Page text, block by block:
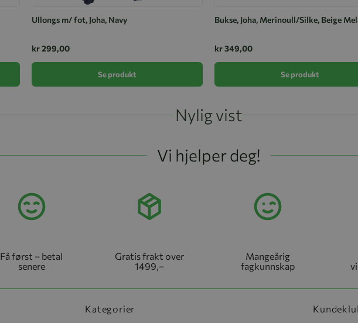
Ullongs m/ fot, Joha, Navy
kr 299,00
Se produkt
Bukse, Joha, Merinoull/Silke, Beige
kr 349,00
Se produkt
Nylig vist
Vi hjelper deg!
Få først – betal
senere
Gratis frakt over
1499,–
Mangeårig
fagkunnskap
Kategorier